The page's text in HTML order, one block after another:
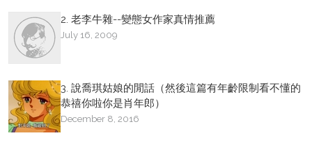
2. 老李牛雜--變態女作家真情推薦
July 16, 2009
3. 說喬琪姑娘的閒話（然後這篇有年齡限制看不懂的
恭禧你啦你是肖年郎）
December 8, 2016